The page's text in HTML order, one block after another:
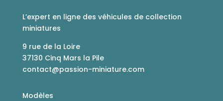
L’expert en ligne des véhicules de collection
miniatures
9 rue de la Loire
37130 Cinq Mars la Pile
contact@passion-miniature.com
Modèles